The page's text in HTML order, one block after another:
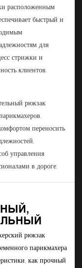
расположенным
быстрый и
для
стрижки и
клиентов.
рюкзак
переносить
управления
в дороге.
рюкзак
парикмахера
как прочный